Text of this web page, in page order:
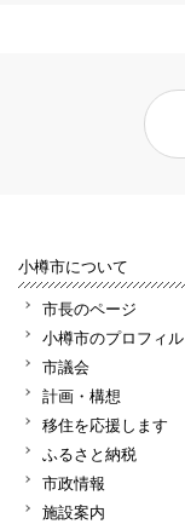
小樽市について
市長のページ
小樽市のプロフィル
市議会
計画・構想
移住を応援します
ふるさと納税
市政情報
施設案内